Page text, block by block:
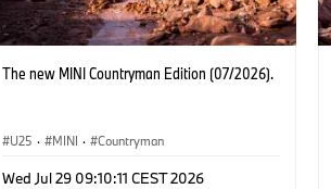
The new MINI Countryman Edition (07/2026).
U25 · MINI · Countryman
Wed Jul 29 09:10:11 CEST 2026